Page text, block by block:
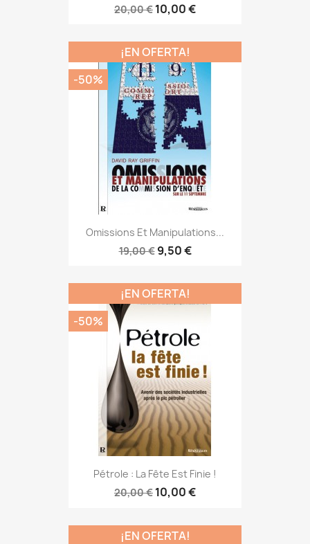
20,00 € 10,00 €
Omissions Et Manipulations...
19,00 € 9,50 €
¡EN OFERTA!
-50%
Pétrole : La Fête Est Finie !
20,00 € 10,00 €
¡EN OFERTA!
-50%
¡EN OFERTA!